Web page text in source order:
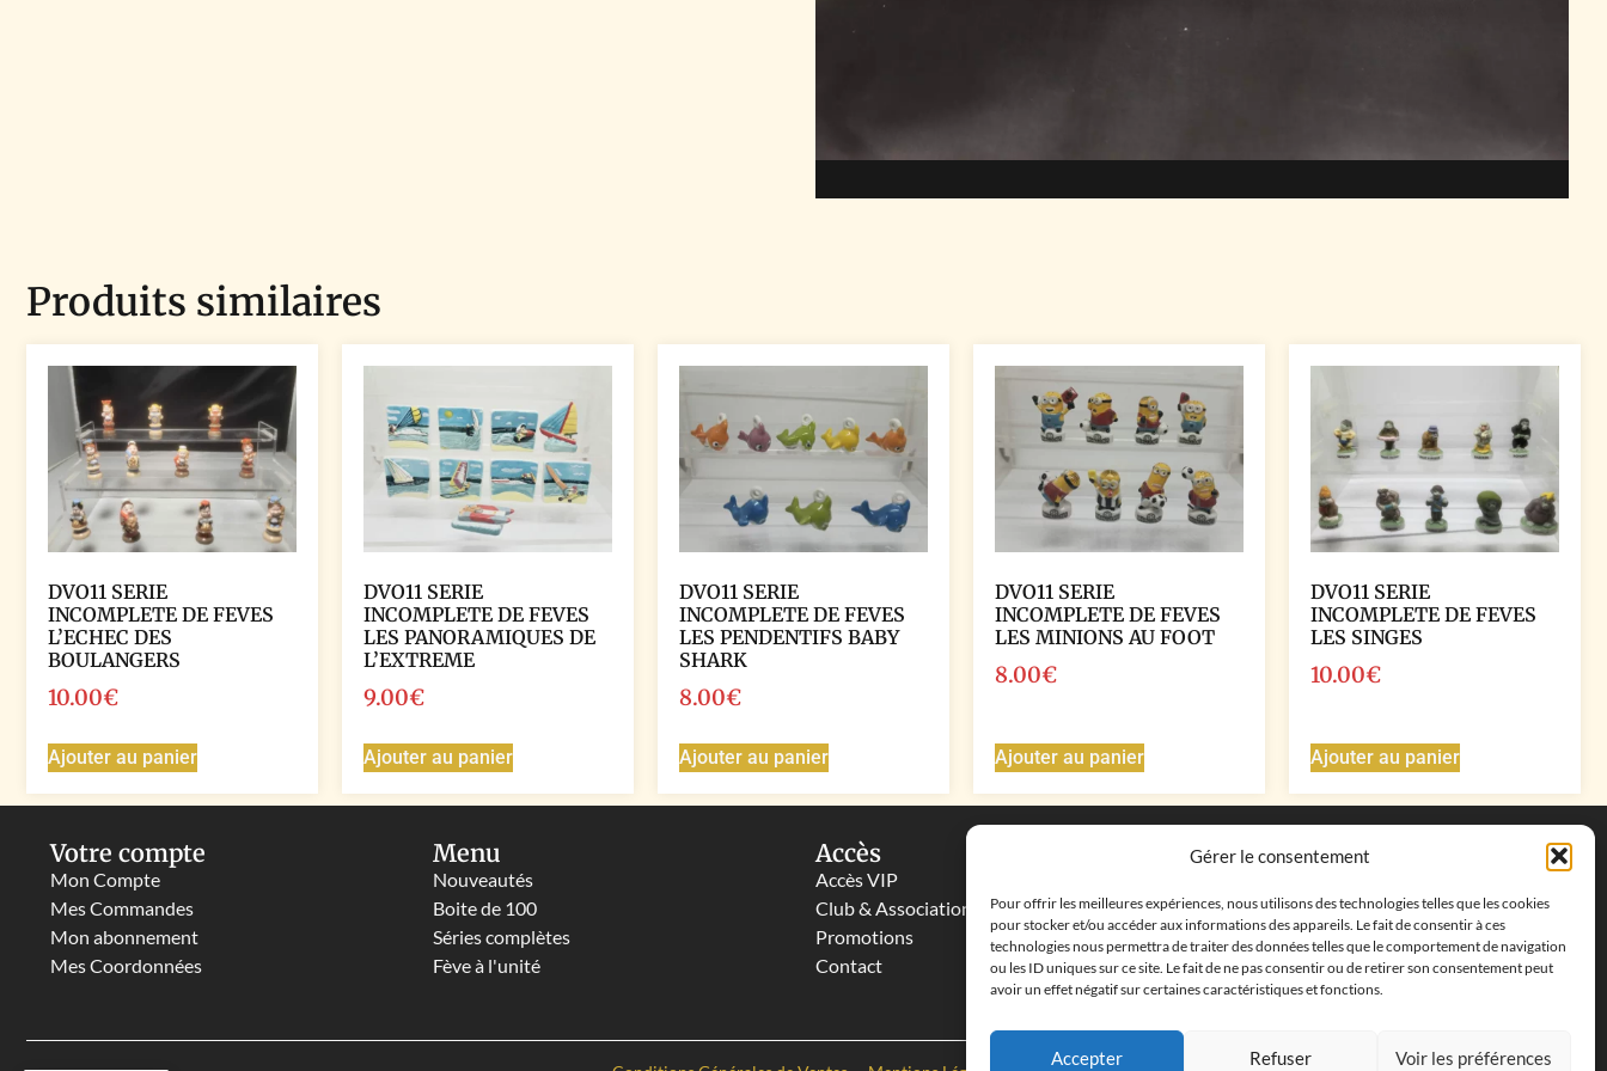
Gérer le consentement
Pour offrir les meilleures expériences, nous utilisons des technologies telles que les cookies
pour stocker et/ou accéder aux informations des appareils. Le fait de consentir à ces
technologies nous permettra de traiter des données telles que le comportement de navigation
ou les ID uniques sur ce site. Le fait de ne pas consentir ou de retirer son consentement peut
avoir un effet négatif sur certaines caractéristiques et fonctions.
Accepter Refuser Voir les préférences
Produits similaires
DVO11 SERIE
INCOMPLETE DE FEVES
L’ECHEC DES
BOULANGERS
10.00€
Ajouter au panier
DVO11 SERIE
INCOMPLETE DE FEVES
LES PANORAMIQUES DE
L’EXTREME
9.00€
Ajouter au panier
DVO11 SERIE
INCOMPLETE DE FEVES
LES PENDENTIFS BABY
SHARK
8.00€
Ajouter au panier
DVO11 SERIE
INCOMPLETE DE FEVES
LES MINIONS AU FOOT
8.00€
Ajouter au panier
DVO11 SERIE
INCOMPLETE DE FEVES
LES SINGES
10.00€
Ajouter au panier
Votre compte
Mon Compte
Mes Commandes
Mon abonnement
Mes Coordonnées
Menu
Nouveautés
Boite de 100
Séries complètes
Fève à l'unité
Accès
Accès VIP
Club & Associations
Promotions
Contact
Coordonnées
cléments, 13500 Martigues, France
Téléphone : ‭+33652313256‬
Email :feves.collecstore@gmail.com